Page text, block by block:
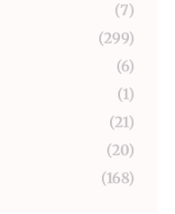
(7)
(299)
(6)
(1)
(21)
(20)
(168)